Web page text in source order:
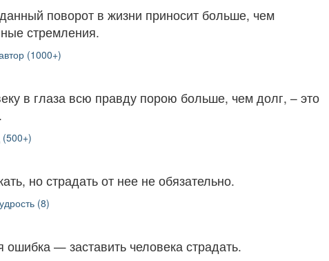
поворот в жизни приносит больше, чем
стремления.
(1000+)
в глаза всю правду порою больше, чем долг, – это
но страдать от нее не обязательно.
(8)
ошибка — заставить человека страдать.